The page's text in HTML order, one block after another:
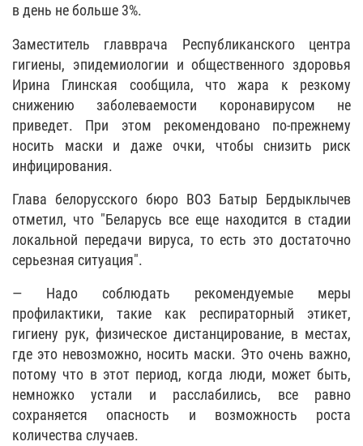
в день не больше 3%.
Заместитель главврача Республиканского центра
гигиены, эпидемиологии и общественного здоровья
Ирина Глинская сообщила, что жара к резкому
снижению заболеваемости коронавирусом не
приведет. При этом рекомендовано по-прежнему
носить маски и даже очки, чтобы снизить риск
инфицирования.
Глава белорусского бюро ВОЗ Батыр Бердыклычев
отметил, что "Беларусь все еще находится в стадии
локальной передачи вируса, то есть это достаточно
серьезная ситуация".
— Надо соблюдать рекомендуемые меры
профилактики, такие как респираторный этикет,
гигиену рук, физическое дистанцирование, в местах,
где это невозможно, носить маски. Это очень важно,
потому что в этот период, когда люди, может быть,
немножко устали и расслабились, все равно
сохраняется опасность и возможность роста
количества случаев.